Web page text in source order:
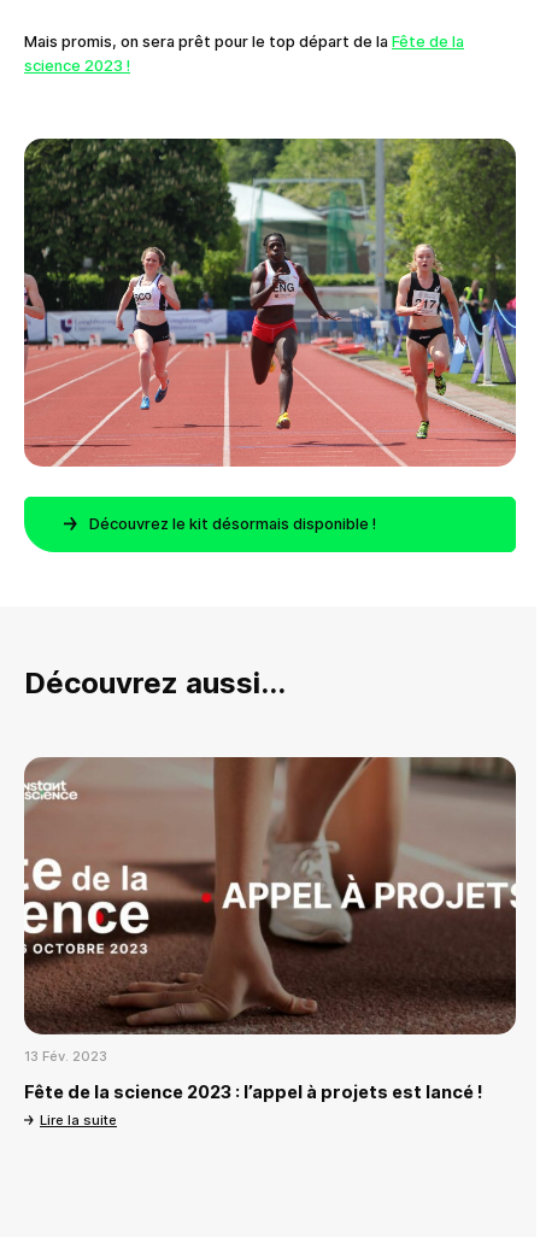
Mais promis, on sera prêt pour le top départ de la Fête de la
science 2023 !
Découvrez le kit désormais disponible !
Découvrez aussi...
13 Fév. 2023
Fête de la science 2023 : l’appel à projets est lancé !
Lire la suite